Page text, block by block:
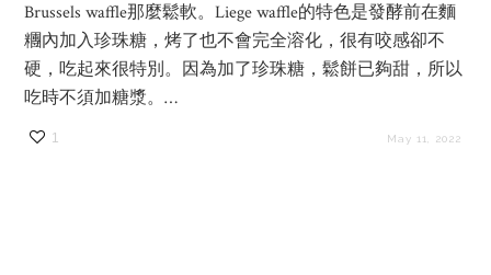
Brussels waffle那麼鬆軟。Liege waffle的特色是發酵前在麵
糰內加入珍珠糖，烤了也不會完全溶化，很有咬感卻不
硬，吃起來很特別。因為加了珍珠糖，鬆餅已夠甜，所以
吃時不須加糖漿。…
1 May 11, 2022